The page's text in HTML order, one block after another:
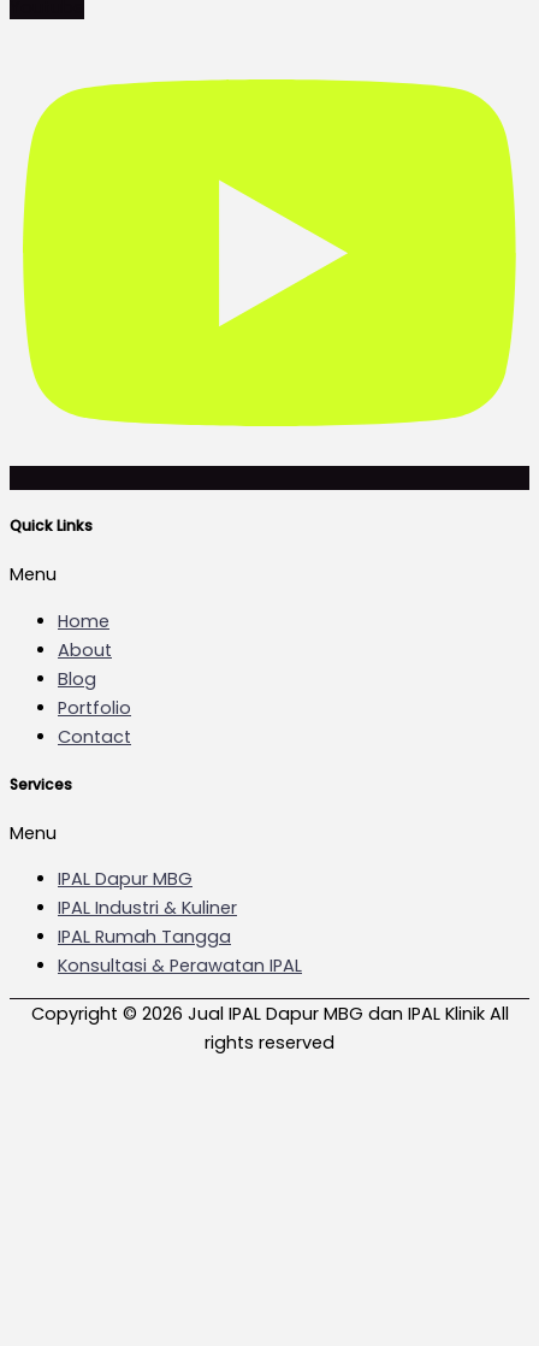
Quick Links
Menu
Home
About
Blog
Portfolio
Contact
Services
Menu
IPAL Dapur MBG
IPAL Industri & Kuliner
IPAL Rumah Tangga
Konsultasi & Perawatan IPAL
Copyright © 2026 Jual IPAL Dapur MBG dan IPAL Klinik All
rights reserved